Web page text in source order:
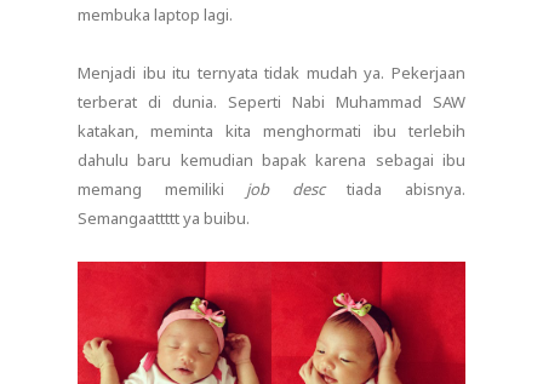
membuka laptop lagi.
Menjadi ibu itu ternyata tidak mudah ya. Pekerjaan
terberat di dunia. Seperti Nabi Muhammad SAW
katakan, meminta kita menghormati ibu terlebih
dahulu baru kemudian bapak karena sebagai ibu
memang memiliki job desctiada abisnya.
Semangaattttt ya buibu.